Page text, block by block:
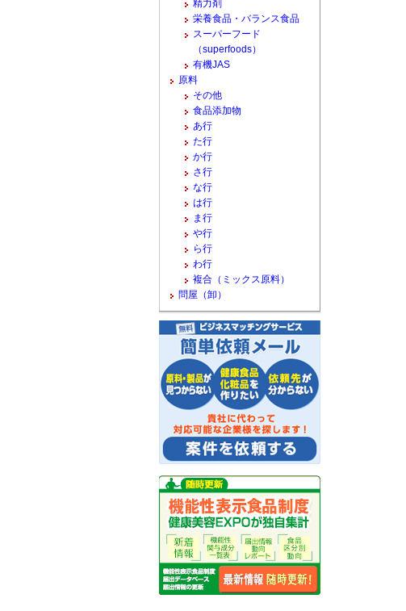
精力剤
栄養食品・バランス食品
スーパーフード
（superfoods）
有機JAS
原料
その他
食品添加物
あ行
た行
か行
さ行
な行
は行
ま行
や行
ら行
わ行
複合（ミックス原料）
問屋（卸）